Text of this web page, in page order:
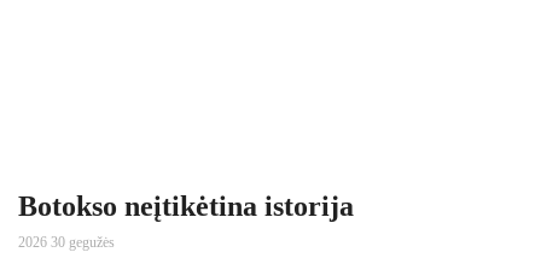
Botokso neįtikėtina istorija
2026 30 gegužės